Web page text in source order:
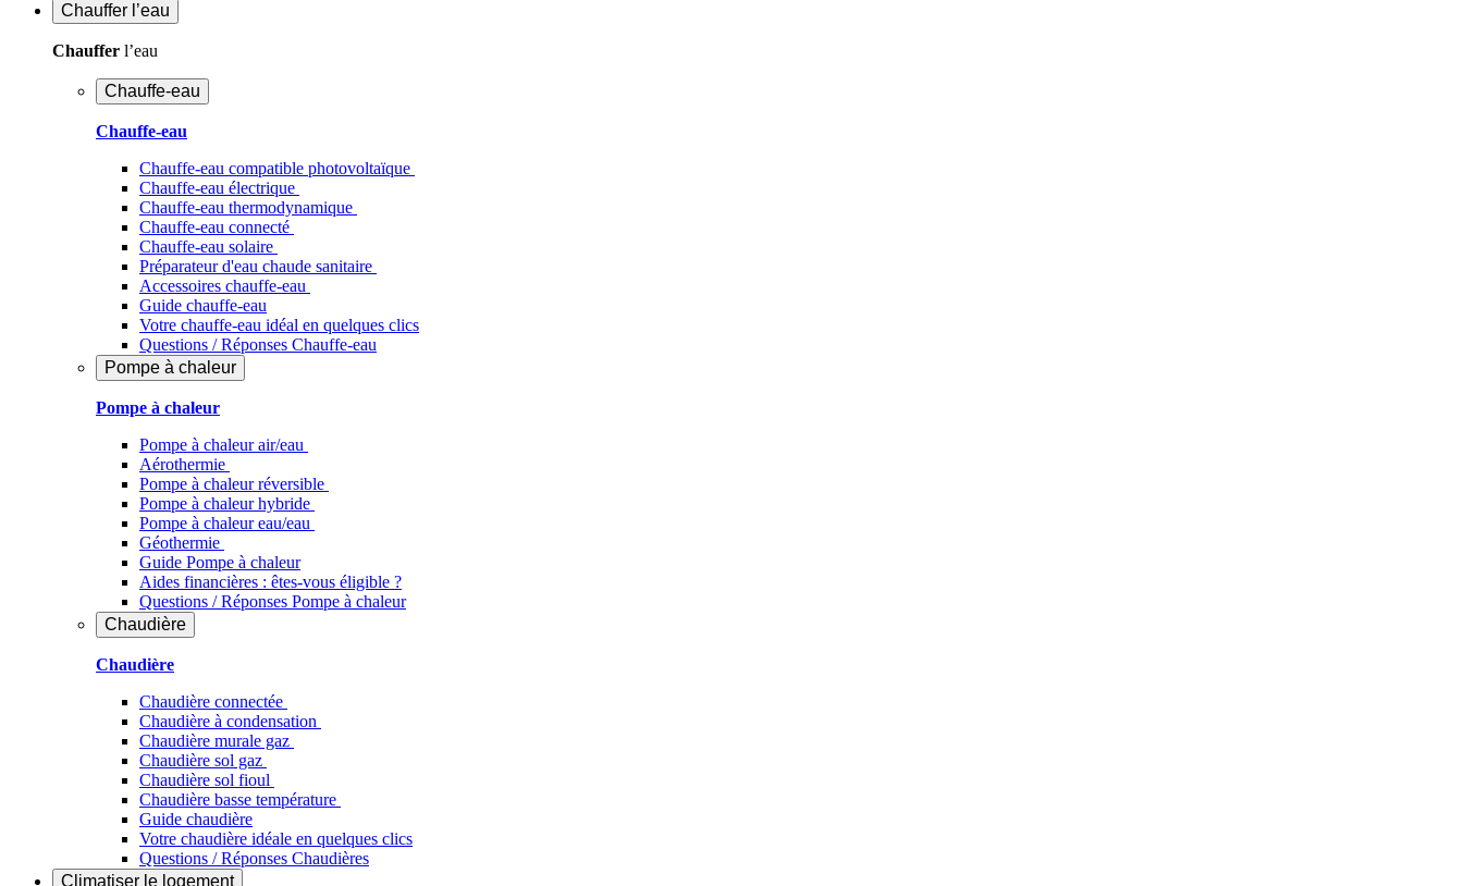
Chauffer l’eau
Chauffer l’eau
Chauffe-eau
Chauffe-eau
Chauffe-eau compatible photovoltaïque
Chauffe-eau électrique
Chauffe-eau thermodynamique
Chauffe-eau connecté
Chauffe-eau solaire
Préparateur d'eau chaude sanitaire
Accessoires chauffe-eau
Guide chauffe-eau
Votre chauffe-eau idéal en quelques clics
Questions / Réponses Chauffe-eau
Pompe à chaleur
Pompe à chaleur
Pompe à chaleur air/eau
Aérothermie
Pompe à chaleur réversible
Pompe à chaleur hybride
Pompe à chaleur​ eau/eau
Géothermie
Guide Pompe à chaleur
Aides financières : êtes-vous éligible ?
Questions / Réponses Pompe à chaleur
Chaudière
Chaudière
Chaudière connectée
Chaudière à condensation
Chaudière murale gaz
Chaudière sol gaz
Chaudière sol fioul
Chaudière basse température
Guide chaudière
Votre chaudière idéale en quelques clics
Questions / Réponses Chaudières
Climatiser le logement